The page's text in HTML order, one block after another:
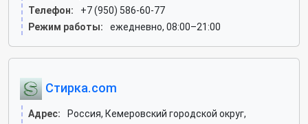
Телефон:
+7 (950) 586-60-77
Режим работы:
ежедневно, 08:00–21:00
Стирка.com
Адрес:
Россия, Кемеровский городской округ,